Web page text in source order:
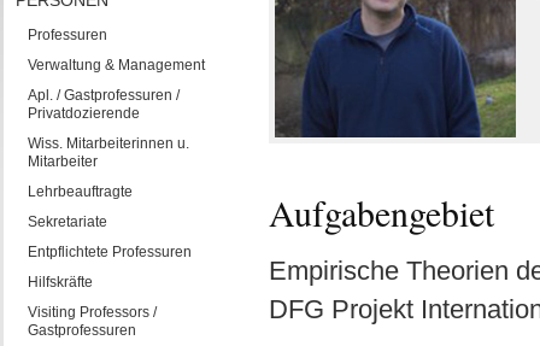
Professuren
Verwaltung & Management
Apl. / Gastprofessuren /
Privatdozierende
Wiss. Mitarbeiterinnen u.
Mitarbeiter
Lehrbeauftragte
Sekretariate
Entpflichtete Professuren
Hilfskräfte
Visiting Professors /
Gastprofessuren
Aufgabengebiet
Empirische Theorien
DFG Projekt